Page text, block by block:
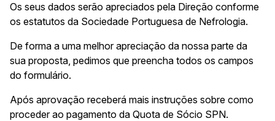
Os seus dados serão apreciados pela Direção conforme
os estatutos da Sociedade Portuguesa de Nefrologia.
De forma a uma melhor apreciação da nossa parte da
sua proposta, pedimos que preencha todos os campos
do formulário.
Após aprovação receberá mais instruções sobre como
proceder ao pagamento da Quota de Sócio SPN.